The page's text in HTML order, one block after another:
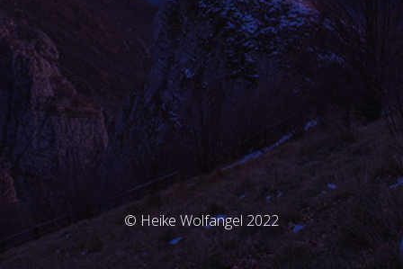
© Heike Wolfangel 2022